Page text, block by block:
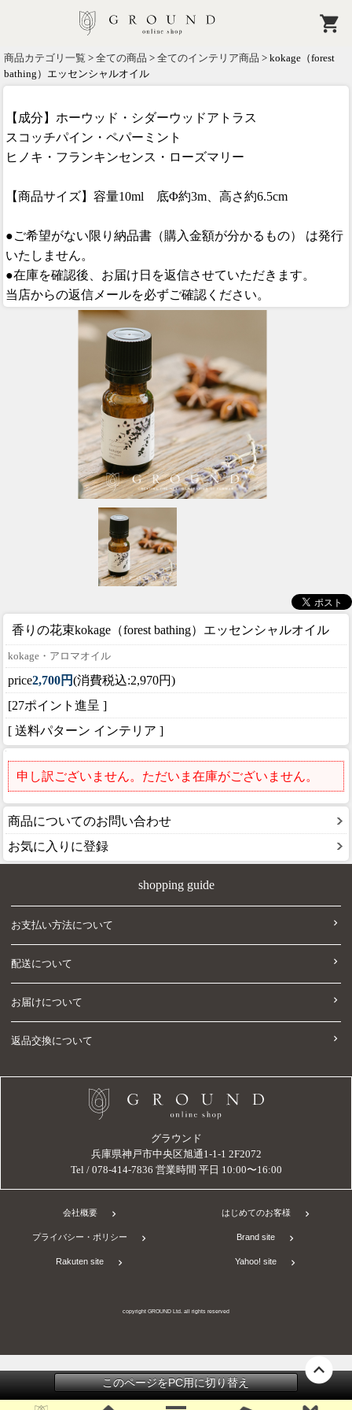
商品カテゴリ一覧 > 全ての商品 > 全てのインテリア商品 > kokage（forest
bathing）エッセンシャルオイル
【成分】ホーウッド・シダーウッドアトラス
スコッチパイン・ペパーミント
ヒノキ・フランキンセンス・ローズマリー
【商品サイズ】容量10ml 底Φ約3m、高さ約6.5cm
●ご希望がない限り納品書（購入金額が分かるもの） は発行
いたしません。
●在庫を確認後、お届け日を返信させていただきます。
当店からの返信メールを必ずご確認ください。
香りの花束kokage（forest bathing）エッセンシャルオイル
kokage・アロマオイル
price2,700円(消費税込:2,970円)
[27ポイント進呈 ]
[ 送料パターン インテリア ]
申し訳ございません。ただいま在庫がございません。
商品についてのお問い合わせ
お気に入りに登録
shopping guide
お支払い方法について
配送について
お届けについて
返品交換について
グラウンド
兵庫県神戸市中央区旭通1-1-1 2F2072
Tel / 078-414-7836 営業時間 平日 10:00〜16:00
会社概要 はじめてのお客様
プライバシー・ポリシー Brand site
Rakuten site Yahoo! site
copyright GROUND Ltd. all rights reserved
このページをPC用に切り替え